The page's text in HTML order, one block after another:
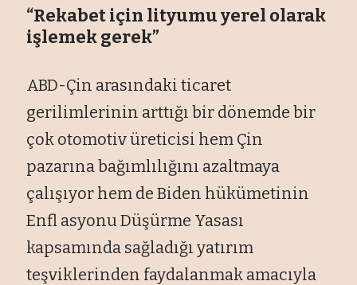
“Rekabet için lityumu yerel olarak
işlemek gerek”
ABD-Çin arasındaki ticaret
gerilimlerinin arttığı bir dönemde bir
çok otomotiv üreticisi hem Çin
pazarına bağımlılığını azaltmaya
çalışıyor hem de Biden hükümetinin
Enfl asyonu Düşürme Yasası
kapsamında sağladığı yatırım
teşviklerinden faydalanmak amacıyla